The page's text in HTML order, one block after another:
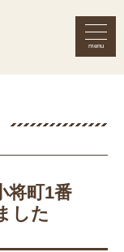
menu
将町1番
した